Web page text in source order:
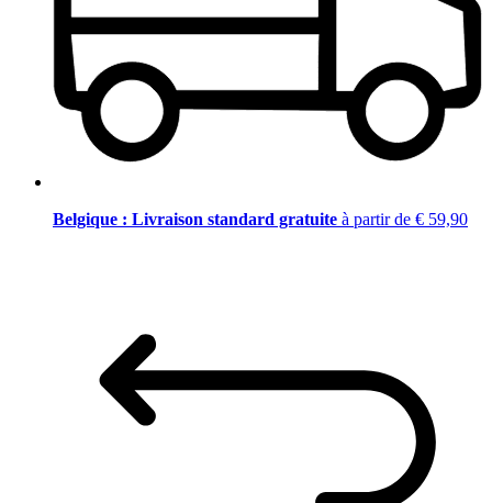
Belgique : Livraison standard gratuite à partir de € 59,90